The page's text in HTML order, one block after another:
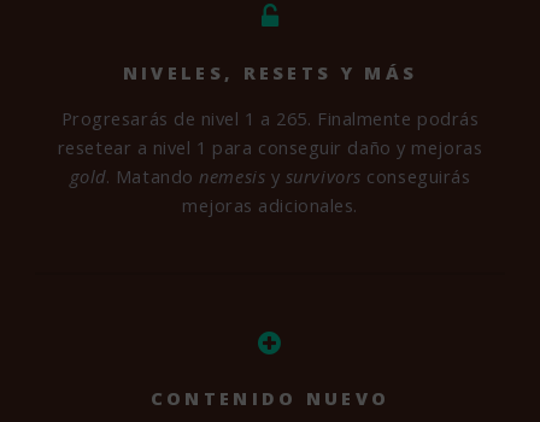
NIVELES, RESETS Y MÁS
Progresarás de nivel 1 a 265. Finalmente podrás
resetear a nivel 1 para conseguir daño y mejoras
gold. Matandonemesis y survivors conseguirás
mejoras adicionales.
CONTENIDO NUEVO